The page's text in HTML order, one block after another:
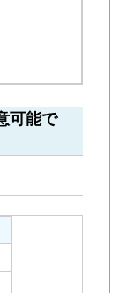
可能で